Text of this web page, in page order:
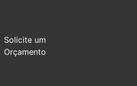
Solicite um
Orçamento